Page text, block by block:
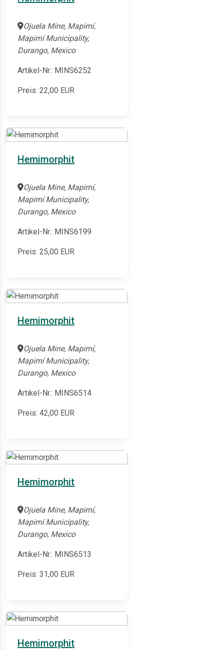
Ojuela Mine, Mapimí,
Mapimí Municipality,
Durango, Mexico
Artikel-Nr.: MINS6252
Preis: 22,00 EUR
Hemimorphit
Ojuela Mine, Mapimí,
Mapimí Municipality,
Durango, Mexico
Artikel-Nr.: MINS6199
Preis: 25,00 EUR
Hemimorphit
Ojuela Mine, Mapimí,
Mapimí Municipality,
Durango, Mexico
Artikel-Nr.: MINS6514
Preis: 42,00 EUR
Hemimorphit
Ojuela Mine, Mapimí,
Mapimí Municipality,
Durango, Mexico
Artikel-Nr.: MINS6513
Preis: 31,00 EUR
Hemimorphit